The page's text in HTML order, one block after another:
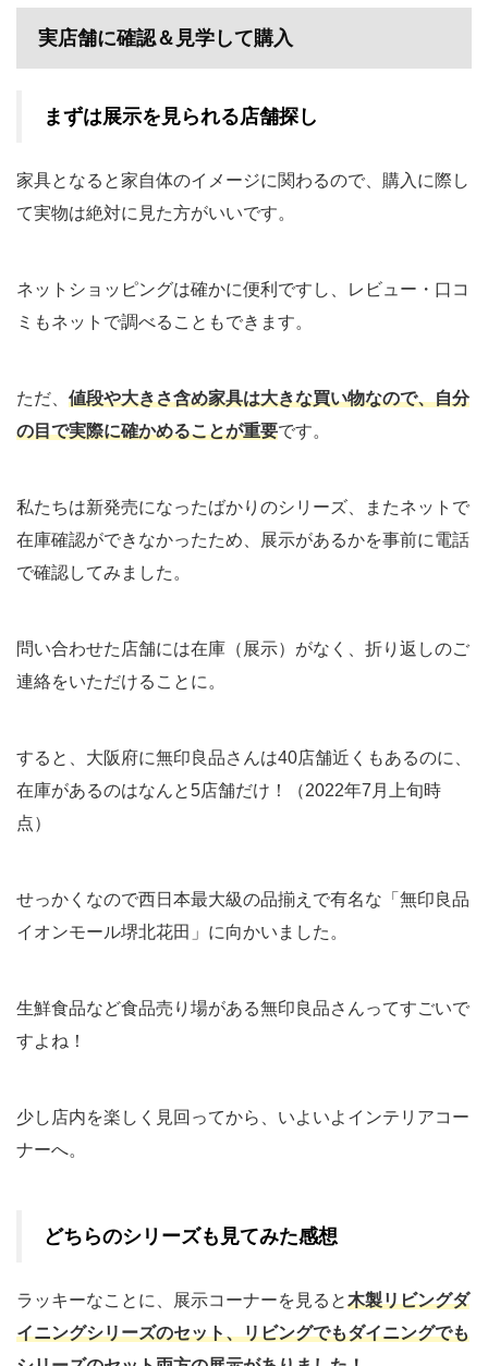
実店舗に確認＆見学して購入
まずは展示を見られる店舗探し
家具となると家自体のイメージに関わるので、購入に際し
て実物は絶対に見た方がいいです。
ネットショッピングは確かに便利ですし、レビュー・口コ
ミもネットで調べることもできます。
ただ、 値段や大きさ含め家具は大きな買い物なので、自分
の目で実際に確かめることが重要です。
私たちは新発売になったばかりのシリーズ、またネットで
在庫確認ができなかったため、展示があるかを事前に電話
で確認してみました。
問い合わせた店舗には在庫（展示）がなく、折り返しのご
連絡をいただけることに。
すると、大阪府に無印良品さんは40店舗近くもあるのに、
在庫があるのはなんと5店舗だけ！（2022年7月上旬時
点）
せっかくなので西日本最大級の品揃えで有名な「無印良品
イオンモール堺北花田」に向かいました。
生鮮食品など食品売り場がある無印良品さんってすごいで
すよね！
少し店内を楽しく見回ってから、いよいよインテリアコー
ナーへ。
どちらのシリーズも見てみた感想
ラッキーなことに、展示コーナーを見ると木製リビングダ
イニングシリーズのセット、リビングでもダイニングでも